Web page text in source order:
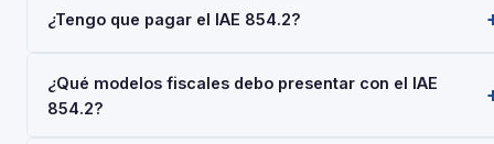
pertenece a la Actividades Empresariales del Impuesto sobre
empresa o autónomo que realice esta actividad debe darse
de alta mediante el Modelo 036 o 037.
¿Tengo que pagar el IAE 854.2?
pago del IAE. Las sociedades con cifra de negocios inferior
1.000.000 €/año también están exentas. No obstante, el alta
¿Qué modelos fiscales debo presentar con el IAE
854.2?